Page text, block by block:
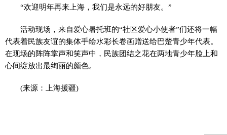
“欢迎明年再来上海，我们是永远的好朋友。”
活动现场，来自爱心暑托班的“社区爱心小使者”们还将一幅
代表着民族友谊的集体手绘水彩长卷画赠送给巴楚青少年代表。
在现场的阵阵掌声和笑声中，民族团结之花在两地青少年脸上和
心间绽放出最绚丽的颜色。
(来源：上海援疆)